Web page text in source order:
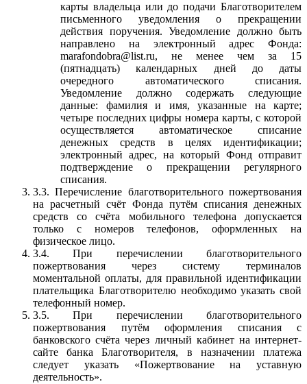
карты владельца или до подачи Благотворителем
письменного уведомления о прекращении
действия поручения. Уведомление должно быть
направлено на электронный адрес Фонда:
marafondobra@list.ru, не менее чем за 15
(пятнадцать) календарных дней до даты
очередного автоматического списания.
Уведомление должно содержать следующие
данные: фамилия и имя, указанные на карте;
четыре последних цифры номера карты, с которой
осуществляется автоматическое списание
денежных средств в целях идентификации;
электронный адрес, на который Фонд отправит
подтверждение о прекращении регулярного
списания.
3.3. Перечисление благотворительного пожертвования
на расчетный счёт Фонда путём списания денежных
средств со счёта мобильного телефона допускается
только с номеров телефонов, оформленных на
физическое лицо.
3.4. При перечислении благотворительного
пожертвования через систему терминалов
моментальной оплаты, для правильной идентификации
плательщика Благотворителю необходимо указать свой
телефонный номер.
3.5. При перечислении благотворительного
пожертвования путём оформления списания с
банковского счёта через личный кабинет на интернет-
сайте банка Благотворителя, в назначении платежа
следует указать «Пожертвование на уставную
деятельность».